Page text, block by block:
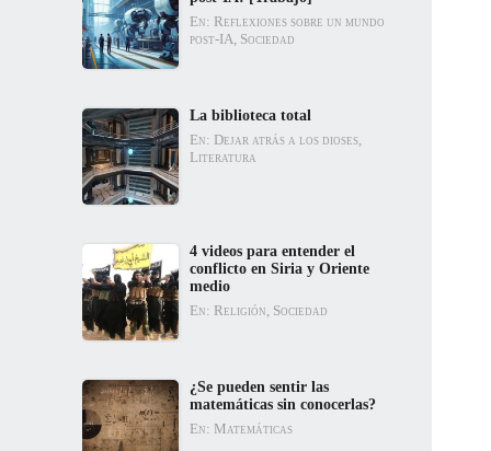
En: Reflexiones sobre un mundo
post-IA, Sociedad
La biblioteca total
En: Dejar atrás a los dioses,
Literatura
4 videos para entender el
conflicto en Siria y Oriente
medio
En: Religión, Sociedad
¿Se pueden sentir las
matemáticas sin conocerlas?
En: Matemáticas